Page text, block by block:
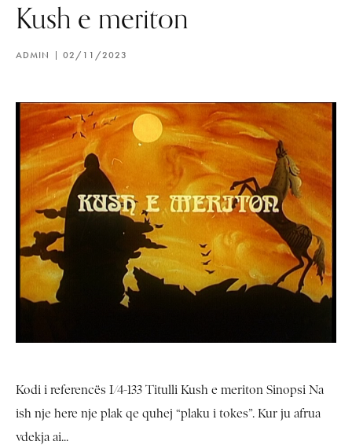
Kush e meriton
ADMIN 02/11/2023
Kodi i referencës I/4-133 Titulli Kush e meriton Sinopsi Na
ish nje here nje plak qe quhej “plaku i tokes”. Kur ju afrua
vdekja ai...